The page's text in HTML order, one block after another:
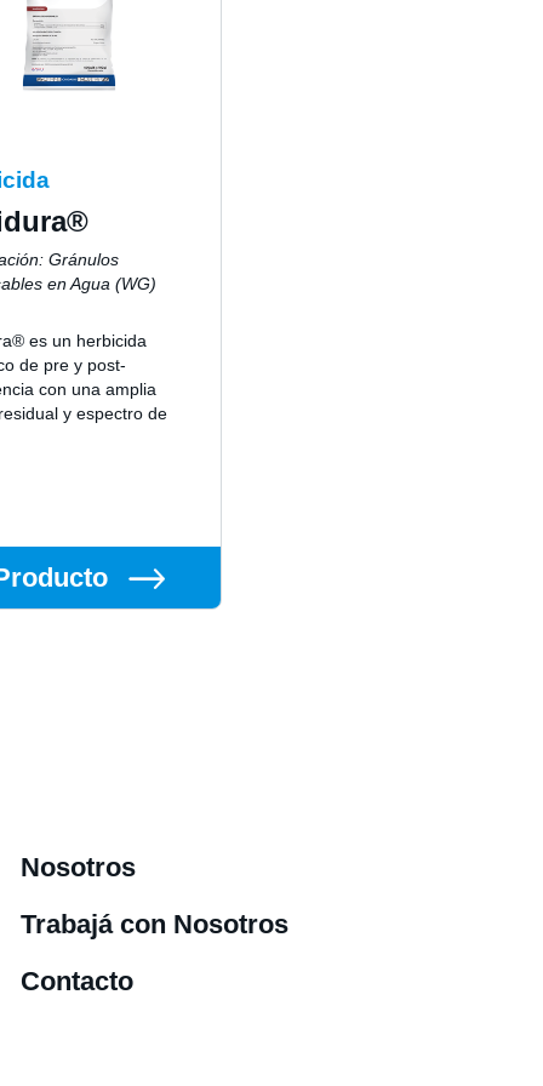
Gránulos
en Agua (WG)
es un herbicida
de pre y post-
con una amplia
y espectro de
Nosotros
Trabajá con Nosotros
Contacto